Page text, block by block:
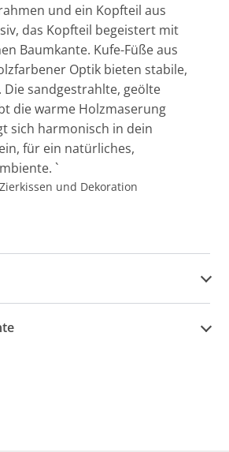
und ein Kopfteil aus
das Kopfteil begeistert mit
Baumkante. Kufe-Füße aus
Optik bieten stabile,
Die sandgestrahlte, geölte
die warme Holzmaserung
sich harmonisch in dein
für ein natürliches,
`
und Dekoration